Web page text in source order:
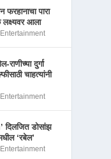
पारा
आला
Entertainment
दुर्गा
चाहत्यांनी
Entertainment
दिलजित डोसांझ
‘रबेल’
Entertainment